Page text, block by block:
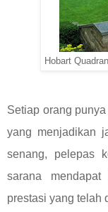
Hobart
Setiap orang
yang menjadikan
senang, pelepas
sarana
prestasi yang telah